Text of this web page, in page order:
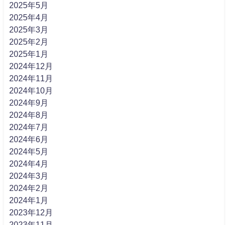
2025年5月
2025年4月
2025年3月
2025年2月
2025年1月
2024年12月
2024年11月
2024年10月
2024年9月
2024年8月
2024年7月
2024年6月
2024年5月
2024年4月
2024年3月
2024年2月
2024年1月
2023年12月